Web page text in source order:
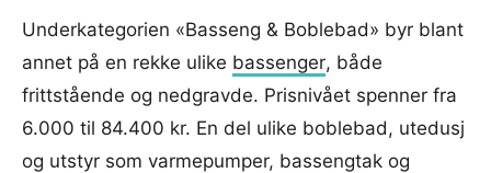
Underkategorien «Basseng & Boblebad» byr blant
annet på en rekke ulike bassenger, både
frittstående og nedgravde. Prisnivået spenner fra
6.000 til 84.400 kr. En del ulike boblebad, utedusj
og utstyr som varmepumper, bassengtak og